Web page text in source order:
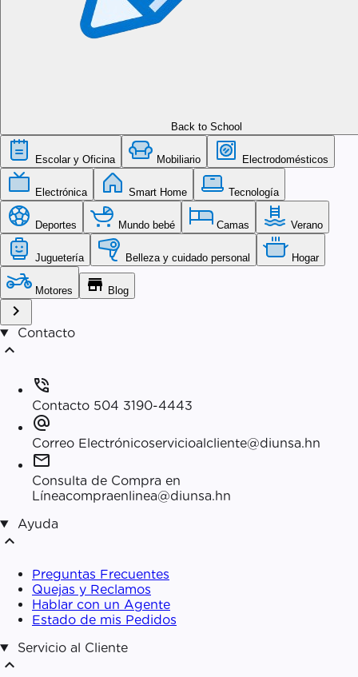
Back to School
Escolar y Oficina Mobiliario Electrodomésticos
Electrónica Smart Home Tecnología
Deportes Mundo bebé Camas Verano
Juguetería Belleza y cuidado personal Hogar
Motores store Blog
chevron_right
Contacto
expand_less
phone_in_talk
Contacto 504 3190-4443
alternate_email
Correo Electrónicoservicioalcliente@diunsa.hn
mail
Consulta de Compra en
Líneacompraenlinea@diunsa.hn
Ayuda
expand_less
Preguntas Frecuentes
Quejas y Reclamos
Hablar con un Agente
Estado de mis Pedidos
Servicio al Cliente
expand_less